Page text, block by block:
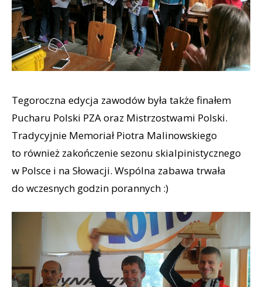
Tegoroczna edycja zawodów była także finałem
Pucharu Polski PZA oraz Mistrzostwami Polski.
Tradycyjnie Memoriał Piotra Malinowskiego
to również zakończenie sezonu skialpinistycznego
w Polsce i na Słowacji. Wspólna zabawa trwała
do wczesnych godzin porannych :)